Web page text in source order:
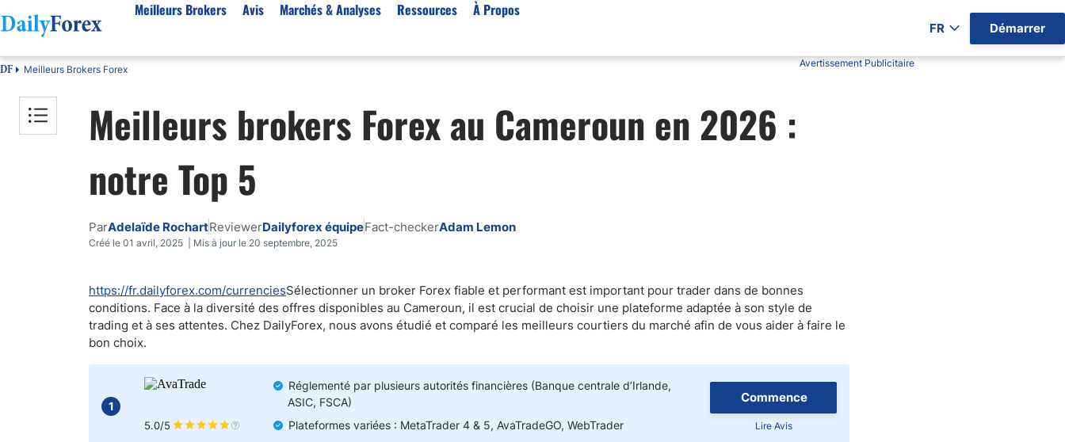
Meilleurs Brokers
Meilleurs brokers en France
Algérie
Côte d'Ivoire
Burkina Faso
Belgique
Tunisie
Suisse
Or XAU/USD
Effet de levier
Trading du pétrole
Courtiers MT4
Courtiers crypto
Trading d’options
Apps de trading
Avis
StarTrader
Fintana
BlackBull Markets
Vantage FX
Eightcap
IFC Markets
Marchés & Analyses
EUR-USD
EUR/DZD
Signaux de trading
Matières premières
CAC 40
NASDAQ 100
S&P 500
Analyses techniques
Ressources
Bonus
eBook Trading Gratuit
Articles sur le Forex
Réglementation
À Propos
À Propos de Nous
Pourquoi Nous Faire Confiance
Politique Editoriale
Score de Confiance
Notre Méthodologie
Démarrer
FR
DF Meilleurs Brokers Forex
Avertissement Publicitaire
Meilleurs brokers Forex au Cameroun en 2026 :
notre Top 5
ParAdelaïde RochartReviewerDailyforex équipeFact-checkerAdam Lemon
Créé le 01 avril, 2025 | Mis à jour le 20 septembre, 2025
https://fr.dailyforex.com/currenciesSélectionner un broker Forex fiable et performant est important pour trader dans de bonnes
conditions. Face à la diversité des offres disponibles au Cameroun, il est crucial de choisir une plateforme adaptée à son style de
trading et à ses attentes. Chez DailyForex, nous avons étudié et comparé les meilleurs courtiers du marché afin de vous aider à faire le
bon choix.
Commence
Lire Avis
1
5.0/5
Réglementé par plusieurs autorités financières (Banque centrale d’Irlande,
ASIC, FSCA)
Plateformes variées : MetaTrader 4 & 5, AvaTradeGO, WebTrader